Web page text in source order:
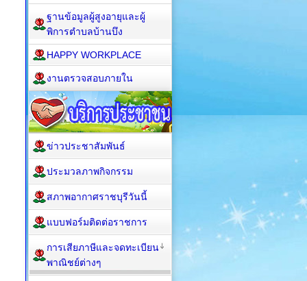
ฐานข้อมูลผู้สูงอายุและผู้
พิการตำบลบ้านบึง
HAPPY WORKPLACE
งานตรวจสอบภายใน
ข่าวประชาสัมพันธ์
ประมวลภาพกิจกรรม
สภาพอากาศราชบุรีวันนี้
แบบฟอร์มติดต่อราชการ
การเสียภาษีและจดทะเบียน
พาณิชย์ต่างๆ